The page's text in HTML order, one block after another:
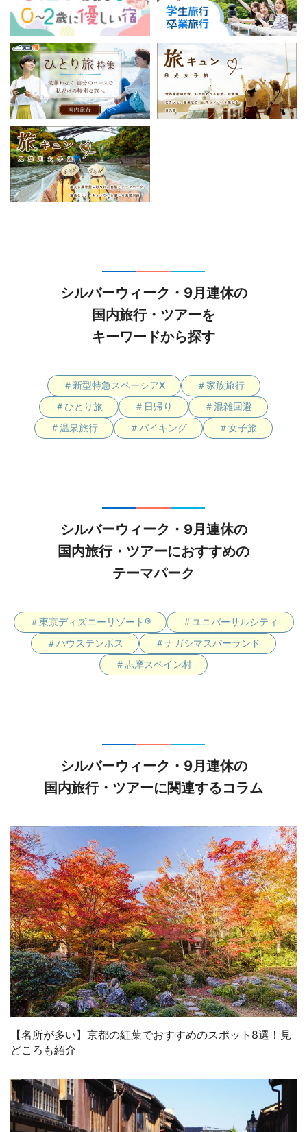
シルバーウィーク・9月連休の
国内旅行・ツアーを
キーワードから探す
＃新型特急スペーシアX
＃家族旅行
＃ひとり旅
＃日帰り
＃混雑回避
＃温泉旅行
＃バイキング ＃女子旅
シルバーウィーク・9月連休の
国内旅行・ツアーにおすすめの
テーマパーク
＃東京ディズニーリゾート®
＃ユニバーサルシティ
＃ハウステンボス
＃ナガシマスパーランド
＃志摩スペイン村
シルバーウィーク・9月連休の
国内旅行・ツアーに関連するコラム
【名所が多い】京都の紅葉でおすすめのスポット8選！見
どころも紹介